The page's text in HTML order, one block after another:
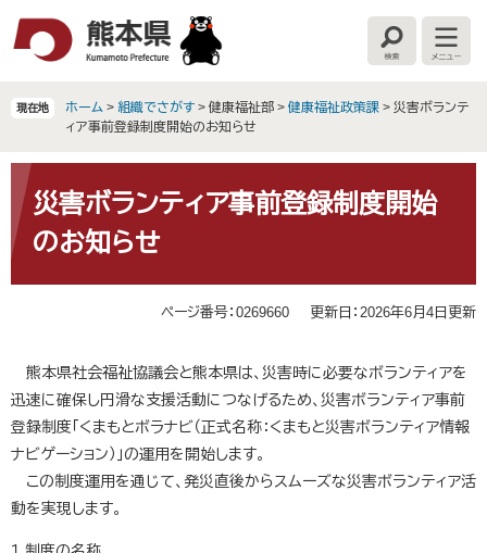
文
へ
検
索
メ
ニ
ー
現在地 ホーム > 組織でさがす > 健康福祉部 > 健康福祉政策課 > 災害ボランテ
ィア事前登録制度開始のお知らせ
文 災害ボランティア事前登録制度開始
のお知らせ
ページ番号：0269660 更新日：2026年6月4日更新
熊本県社会福祉協議会と熊本県は、災害時に必要なボランティアを
迅速に確保し円滑な支援活動につなげるため、災害ボランティア事前
登録制度「くまもとボラナビ（正式名称：くまもと災害ボランティア情報
ナビゲーション）」の運用を開始します。
この制度運用を通じて、発災直後からスムーズな災害ボランティア活
動を実現します。